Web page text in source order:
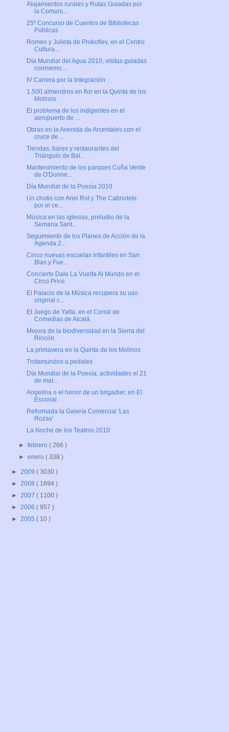
Alojamientos rurales y Rutas Guiadas por
la Comuni...
25º Concurso de Cuentos de Bibliotecas
Públicas
Romeo y Julieta de Prokofiev, en el Centro
Cultura...
Día Mundial del Agua 2010, visitas guiadas
conmemo...
IV Carrera por la Integración
1.500 almendros en flor en la Quinta de los
Molinos
El problema de los indigentes en el
aeropuerto de ...
Obras en la Avenida de Arcentales con el
cruce de ...
Tiendas, bares y restaurantes del
Triángulo de Bal...
Mantenimiento de los parques Cuña Verde
de O'Donne...
Día Mundial de la Poesía 2010
Un chotis con Ariel Rot y The Cabriolets
por el ce...
Música en las iglesias, preludio de la
Semana Sant...
Seguimiento de los Planes de Acción de la
Agenda 2...
Cinco nuevas escuelas infantiles en San
Blas y Fue...
Concierto Dale La Vuelta Al Mundo en el
Circo Price
El Palacio de la Música recupera su uso
original c...
El Juego de Yalta, en el Corral de
Comedias de Alcalá
Mejora de la biodiversidad en la Sierra del
Rincón
La primavera en la Quinta de los Molinos
Trotamundos a pedales
Día Mundial de la Poesía, actividades el 21
de mar...
Angelina o el honor de un brigadier, en El
Escorial
Reformada la Galería Comercial 'Las
Rozas'
La Noche de los Teatros 2010
►febrero( 266 )
►enero( 338 )
► 2009 ( 3030 )
► 2008 ( 1694 )
► 2007 ( 1100 )
► 2006 ( 957 )
► 2005 ( 10 )